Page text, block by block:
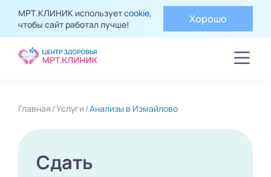
МРТ.КЛИНИК используетcookie,
чтобы сайт работал лучше!
Хорошо
Главная Услуги Анализы в Измайлово
Сдать